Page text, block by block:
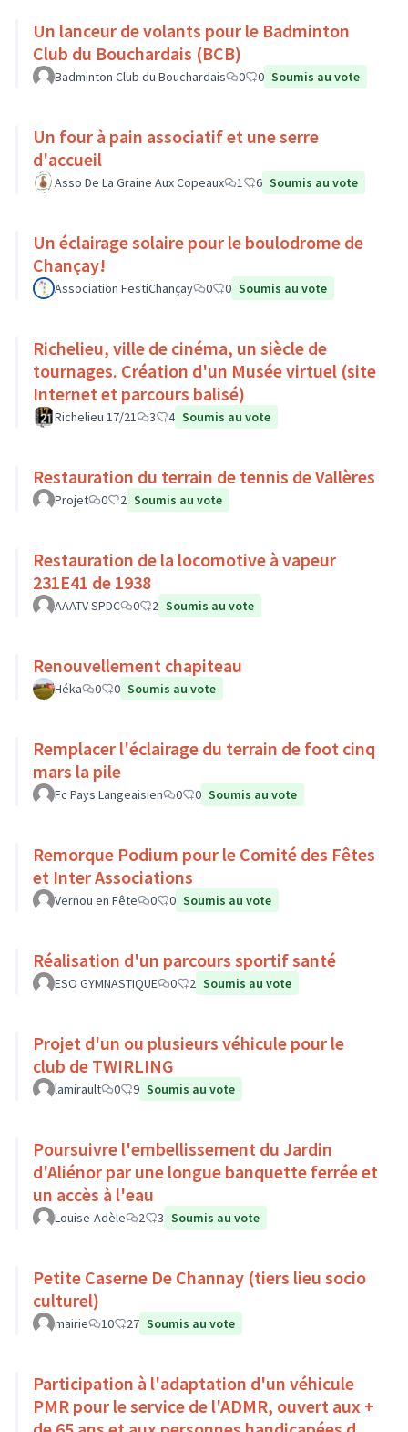
Un lanceur de volants pour le Badminton
Club du Bouchardais (BCB)
Badminton Club du Bouchardais 0 0 Soumis au vote
Un four à pain associatif et une serre
d'accueil
Asso De La Graine Aux Copeaux 1 6 Soumis au vote
Un éclairage solaire pour le boulodrome de
Chançay!
Association FestiChançay 0 0 Soumis au vote
Richelieu, ville de cinéma, un siècle de
tournages. Création d'un Musée virtuel (site
Internet et parcours balisé)
Richelieu 17/21 3 4 Soumis au vote
Restauration du terrain de tennis de Vallères
Projet 0 2 Soumis au vote
Restauration de la locomotive à vapeur
231E41 de 1938
AAATV SPDC 0 2 Soumis au vote
Renouvellement chapiteau
Héka 0 0 Soumis au vote
Remplacer l'éclairage du terrain de foot cinq
mars la pile
Fc Pays Langeaisien 0 0 Soumis au vote
Remorque Podium pour le Comité des Fêtes
et Inter Associations
Vernou en Fête 0 0 Soumis au vote
Réalisation d'un parcours sportif santé
ESO GYMNASTIQUE 0 2 Soumis au vote
Projet d'un ou plusieurs véhicule pour le
club de TWIRLING
lamirault 0 9 Soumis au vote
Poursuivre l'embellissement du Jardin
d'Aliénor par une longue banquette ferrée et
un accès à l'eau
Louise-Adèle 2 3 Soumis au vote
Petite Caserne De Channay (tiers lieu socio
culturel)
mairie 10 27 Soumis au vote
Participation à l'adaptation d'un véhicule
PMR pour le service de l'ADMR, ouvert aux +